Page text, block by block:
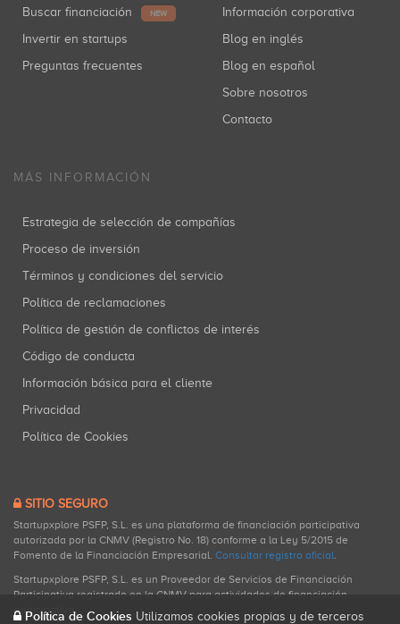
Buscar financiación NEW
Invertir en startups
Preguntas frecuentes
Información corporativa
Blog en inglés
Blog en español
Sobre nosotros
Contacto
MÁS INFORMACIÓN
Estrategia de selección de compañías
Proceso de inversión
Términos y condiciones del servicio
Política de reclamaciones
Política de gestión de conflictos de interés
Código de conducta
Información básica para el cliente
Privacidad
Política de Cookies
SITIO SEGURO
Startupxplore PSFP, S.L. es una plataforma de financiación participativa
autorizada por la CNMV (Registro No. 18) conforme a la Ley 5/2015 de
Fomento de la Financiación Empresarial. Consultar registro oficial.
Startupxplore PSFP, S.L. es un Proveedor de Servicios de Financiación
Participativa registrado en la CNMV para actividades de financiación
participativa.
Política de Cookies Utilizamos cookies propias y de terceros